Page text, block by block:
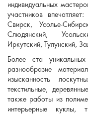
индивидуальных
участников
Свирск, Усолье-
Слюдянский,
Иркутский, Тулунский,
Более ста уникальных
разнообразие
изысканность
текстильные,
также работы из
интерьерные куклы,